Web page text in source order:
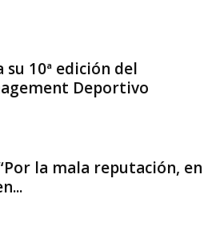
su 10ª edición del
Deportivo
la mala reputación, en